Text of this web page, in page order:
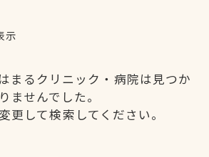
示
まるクリニック・病院は見つか
りませんでした。
更して検索してください。